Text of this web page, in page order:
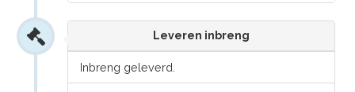
Leveren inbreng
Inbreng geleverd.